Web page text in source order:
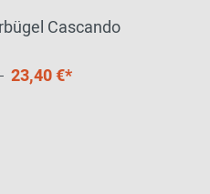
Cascando
23,40 €*